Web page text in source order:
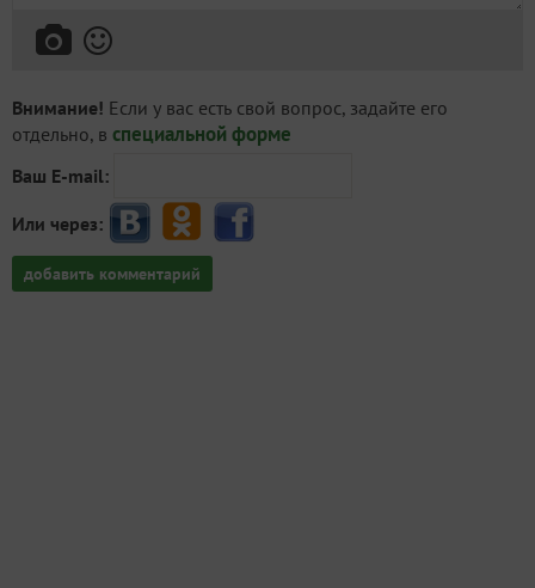
Внимание! Если у вас есть свой вопрос, задайте его
отдельно, в специальной форме
Ваш E-mail:
Или через:
добавить комментарий